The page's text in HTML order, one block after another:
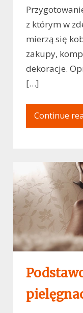
z którym w
mierzą się
zakupy,
dekoracje.
[…]
Continue